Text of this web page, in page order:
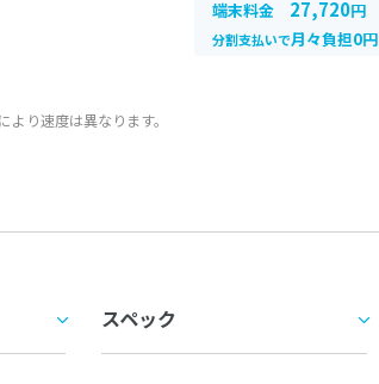
端末料金 27,720円
分割支払いで月々負担0円
り速度は異なります。
スペック